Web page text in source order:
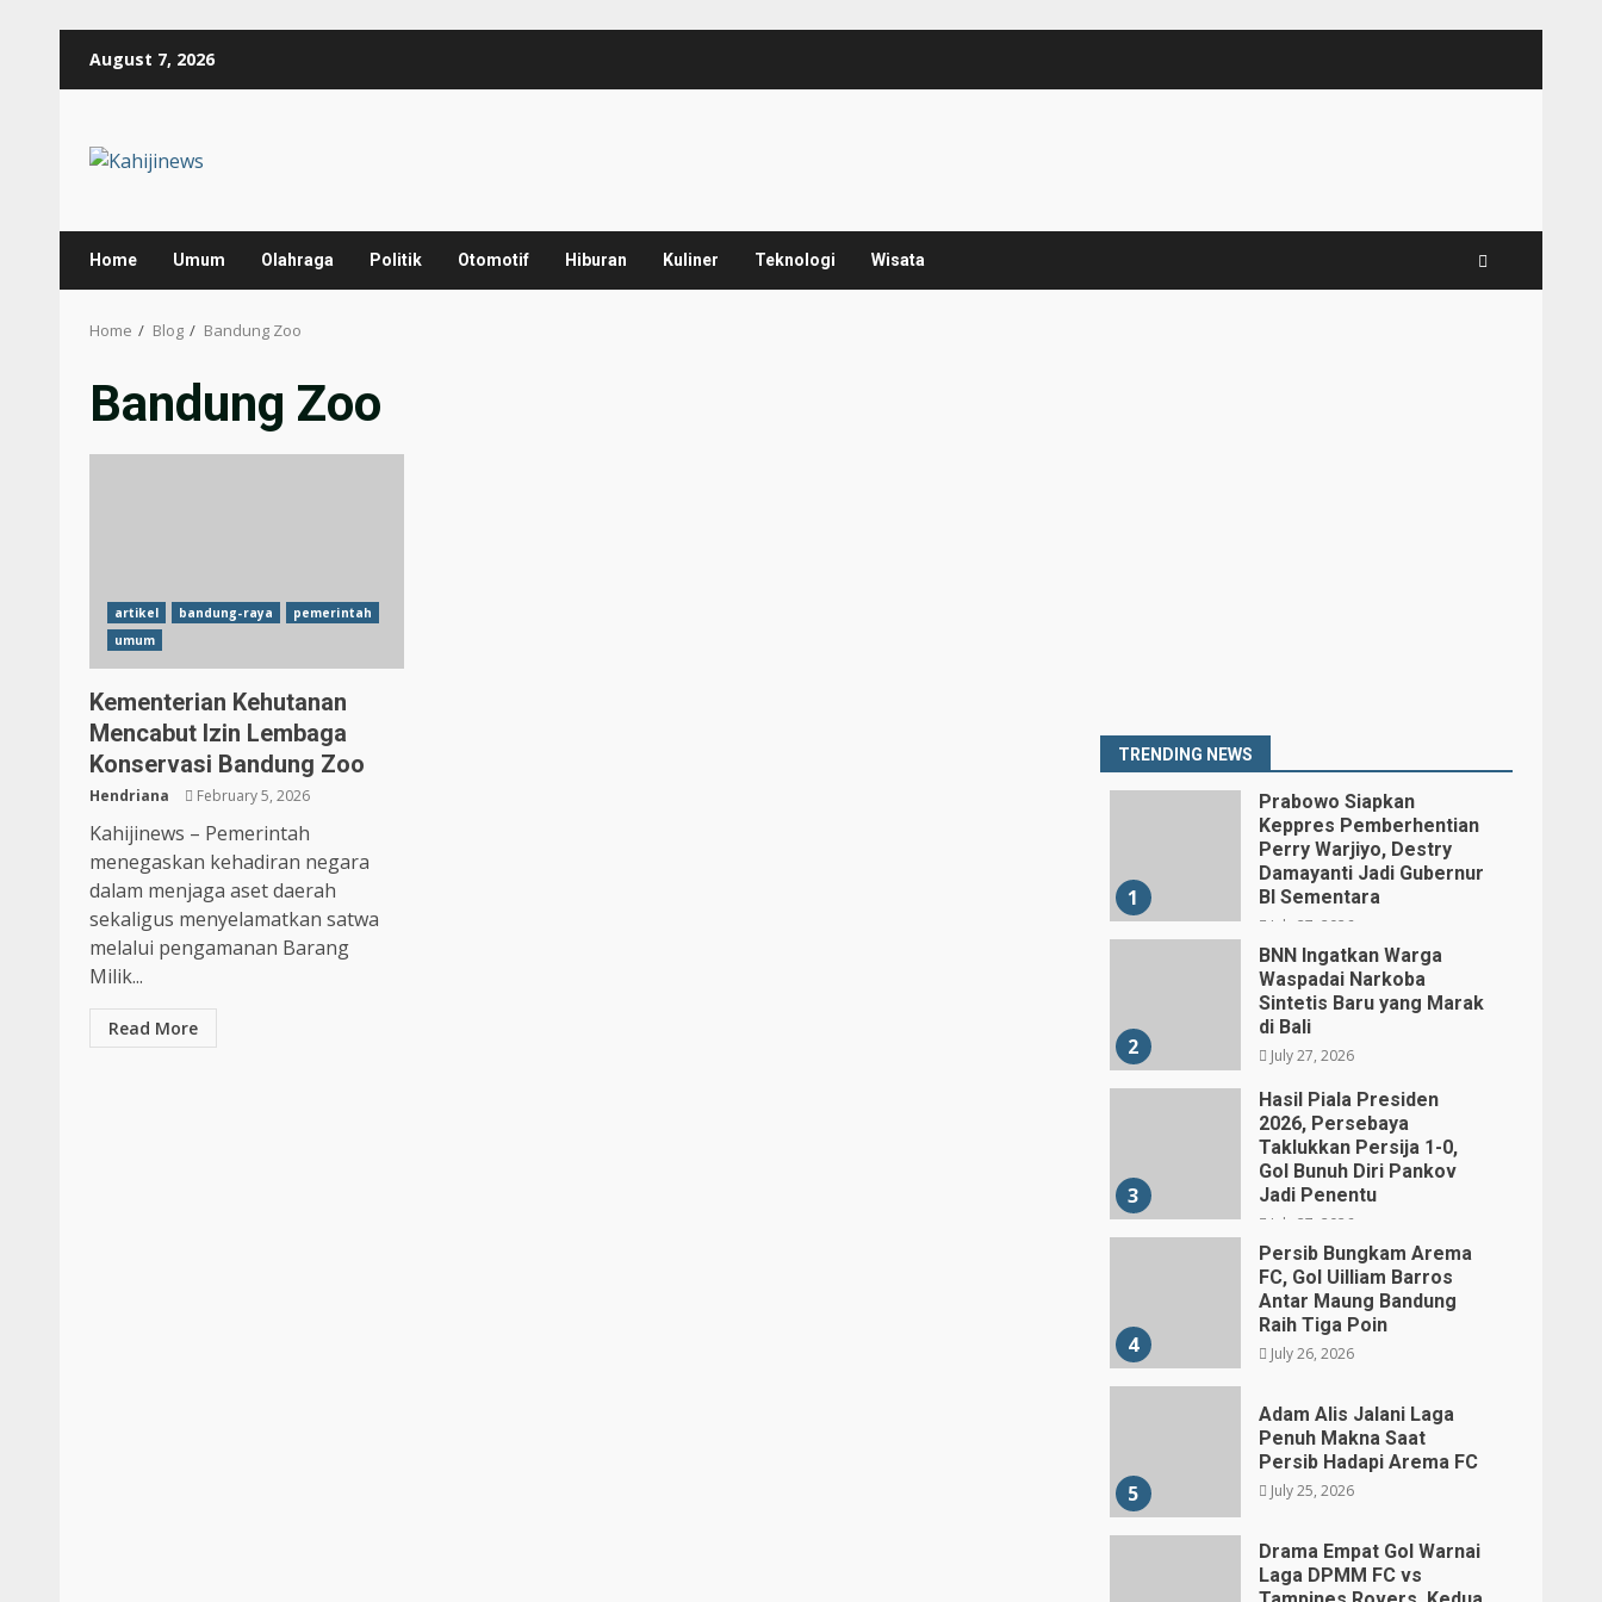
August 7, 2026
Home Umum Olahraga Politik Otomotif Hiburan Kuliner Teknologi Wisata
Home Blog Bandung Zoo
Bandung Zoo
artikel bandung-raya
pemerintah
umum
Kementerian Kehutanan
Mencabut Izin Lembaga
Konservasi Bandung Zoo
Hendriana February 5, 2026
Kahijinews – Pemerintah
menegaskan kehadiran negara
dalam menjaga aset daerah
sekaligus menyelamatkan satwa
melalui pengamanan Barang
Milik...
Read More
TRENDING NEWS
1
Prabowo Siapkan
Keppres Pemberhentian
Perry Warjiyo, Destry
Damayanti Jadi Gubernur
BI Sementara
July 27, 2026
2
BNN Ingatkan Warga
Waspadai Narkoba
Sintetis Baru yang Marak
di Bali
July 27, 2026
3
Hasil Piala Presiden
2026, Persebaya
Taklukkan Persija 1-0,
Gol Bunuh Diri Pankov
Jadi Penentu
July 27, 2026
4
Persib Bungkam Arema
FC, Gol Uilliam Barros
Antar Maung Bandung
Raih Tiga Poin
July 26, 2026
5
Adam Alis Jalani Laga
Penuh Makna Saat
Persib Hadapi Arema FC
July 25, 2026
Drama Empat Gol Warnai
Laga DPMM FC vs